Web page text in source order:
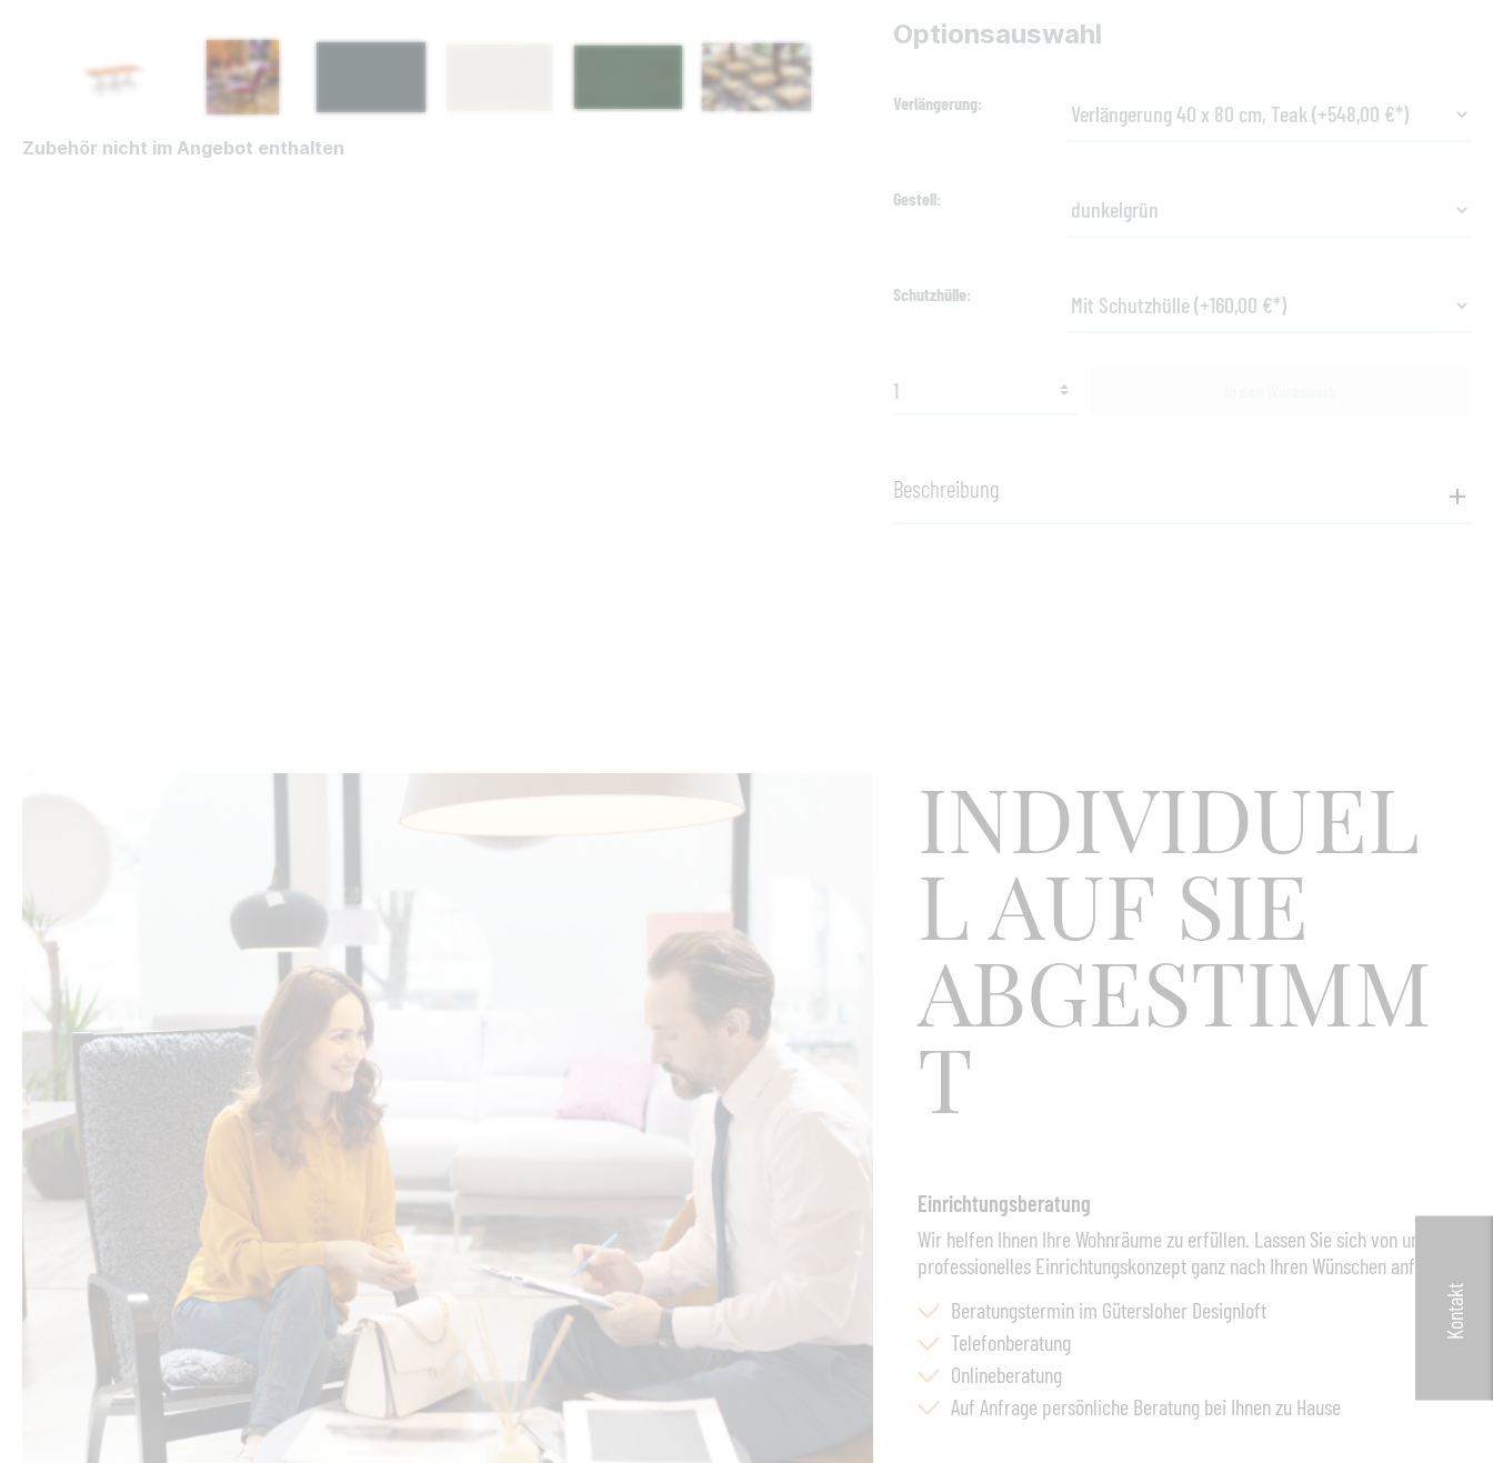
Zubehör nicht im Angebot enthalten
Optionsauswahl
Verlängerung
Gestell
Schutzhülle
Beschreibung
INDIVIDUEL
L AUF SIE
ABGESTIMM
T
Einrichtungsberatung
Wir helfen Ihnen Ihre Wohnräume zu erfüllen. Lassen Sie sich von uns ein
professionelles Einrichtungskonzept ganz nach Ihren Wünschen anfertigen
Beratungstermin im Gütersloher Designloft
Telefonberatung
Onlineberatung
Auf Anfrage persönliche Beratung bei Ihnen zu Hause
Kontakt